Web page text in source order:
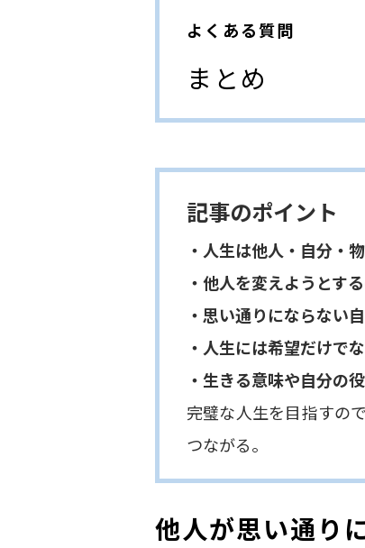
よくある質問
まとめ
記事のポイント
・人生は他人・自分・
・他人を変えようとす
・思い通りにならない
・人生には希望だけで
・生きる意味や自分の
完璧な人生を目指すの
つながる。
他人が思い通り